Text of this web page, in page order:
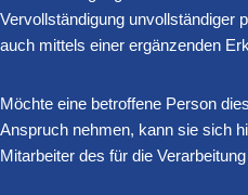
Vervollständigung unvollständiger
auch mittels einer ergänzenden
Möchte eine betroffene Person
Anspruch nehmen, kann sie sich
Mitarbeiter des für die